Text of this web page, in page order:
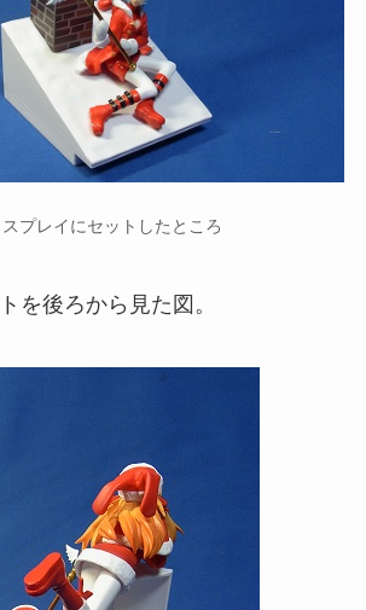
プレイにセットしたところ
を後ろから見た図。